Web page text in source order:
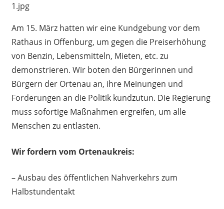
Am 15. März hatten wir eine Kundgebung vor dem
Rathaus in Offenburg, um gegen die Preiserhöhung
von Benzin, Lebensmitteln, Mieten, etc. zu
demonstrieren. Wir boten den Bürgerinnen und
Bürgern der Ortenau an, ihre Meinungen und
Forderungen an die Politik kundzutun. Die Regierung
muss sofortige Maßnahmen ergreifen, um alle
Menschen zu entlasten.
Wir fordern vom Ortenaukreis:
– Ausbau des öffentlichen Nahverkehrs zum
Halbstundentakt